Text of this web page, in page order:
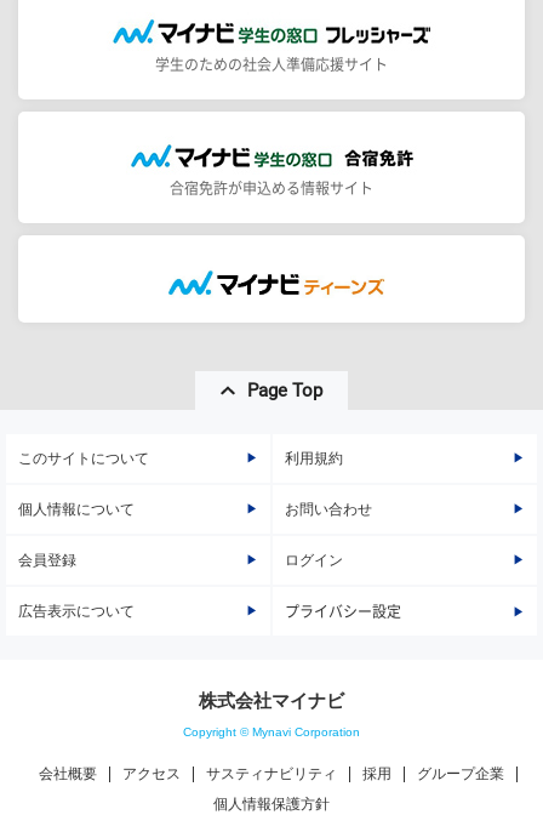
学生のための社会人準備応援サイト
合宿免許が申込める情報サイト
Page Top
このサイトについて 利用規約
個人情報について お問い合わせ
会員登録 ログイン
広告表示について プライバシー設定
株式会社マイナビ
Copyright © Mynavi Corporation
会社概要 アクセス サスティナビリティ 採用
グループ企業
個人情報保護方針